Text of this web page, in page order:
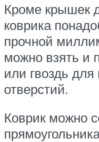
Кроме крышек
коврика
прочной
можно взять и
или гвоздь
отверстий.
Коврик можно